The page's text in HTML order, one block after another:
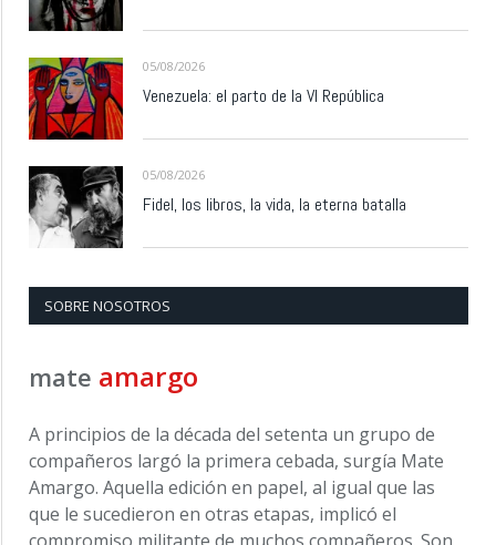
05/08/2026
Venezuela: el parto de la VI República
05/08/2026
Fidel, los libros, la vida, la eterna batalla
SOBRE NOSOTROS
mate amargo
A principios de la década del setenta un grupo de
compañeros largó la primera cebada, surgía Mate
Amargo. Aquella edición en papel, al igual que las
que le sucedieron en otras etapas, implicó el